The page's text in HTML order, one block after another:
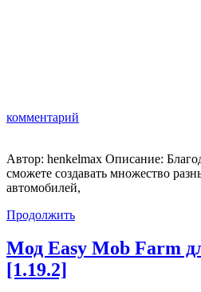
комментарий
Автор: henkelmax Описание:
сможете создавать множество
автомобилей,
Продолжить
Мод Easy Mob Farm
[1.19.2]